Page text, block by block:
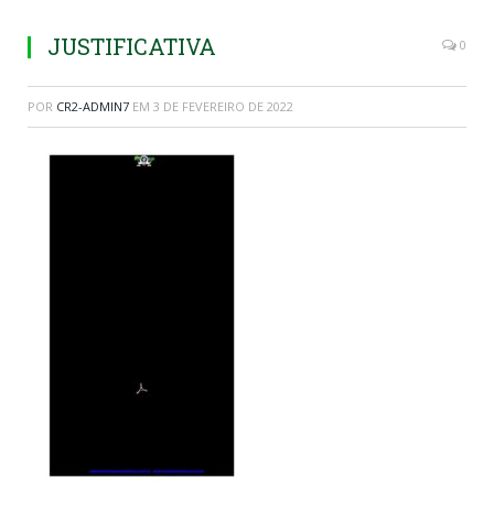
JUSTIFICATIVA 0
POR CR2-ADMIN7 EM 3 DE FEVEREIRO DE 2022